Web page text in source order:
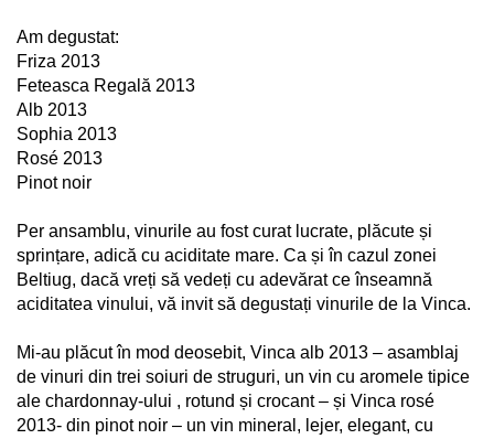
Am degustat:
Friza 2013
Feteasca Regală 2013
Alb 2013
Sophia 2013
Rosé 2013
Pinot noir
Per ansamblu, vinurile au fost curat lucrate, plăcute și
sprințare, adică cu aciditate mare. Ca și în cazul zonei
Beltiug, dacă vreți să vedeți cu adevărat ce înseamnă
aciditatea vinului, vă invit să degustați vinurile de la Vinca.
Mi-au plăcut în mod deosebit, Vinca alb 2013 – asamblaj
de vinuri din trei soiuri de struguri, un vin cu aromele tipice
ale chardonnay-ului , rotund și crocant – și Vinca rosé
2013- din pinot noir – un vin mineral, lejer, elegant, cu